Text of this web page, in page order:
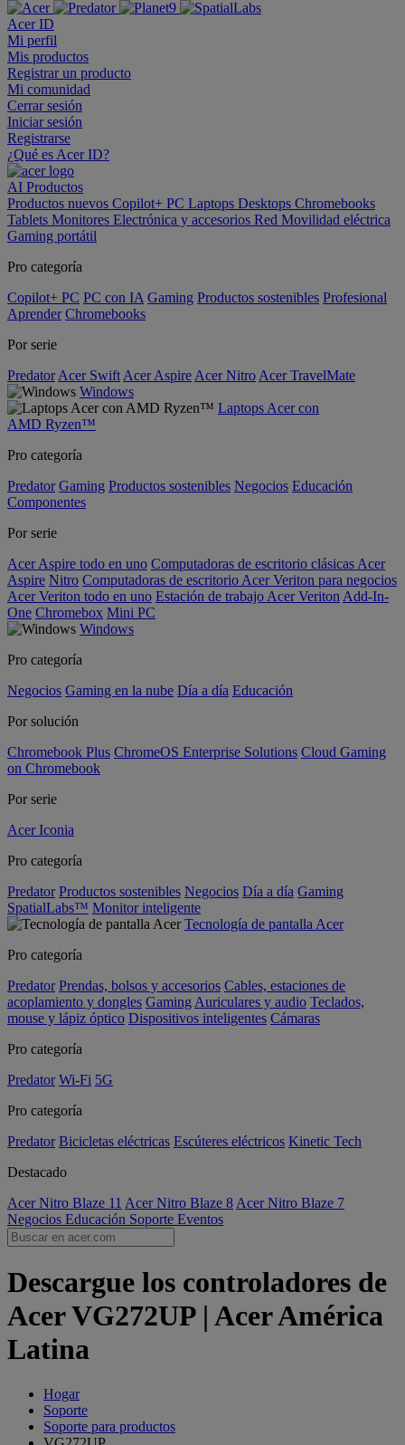
Acer ID
Mi perfil
Mis productos
Registrar un producto
Mi comunidad
Cerrar sesión
Iniciar sesión
Registrarse
¿Qué es Acer ID?
AI Productos
Productos nuevos Copilot+ PC Laptops Desktops Chromebooks
Tablets Monitores Electrónica y accesorios Red Movilidad eléctrica
Gaming portátil
Pro categoría
Copilot+ PC PC con IA Gaming Productos sostenibles Profesional
Aprender Chromebooks
Por serie
Predator Acer Swift Acer Aspire Acer Nitro Acer TravelMate
Windows
Laptops Acer con
AMD Ryzen™
Pro categoría
Predator Gaming Productos sostenibles Negocios Educación
Componentes
Por serie
Acer Aspire todo en uno Computadoras de escritorio clásicas Acer
Aspire Nitro Computadoras de escritorio Acer Veriton para negocios
Acer Veriton todo en uno Estación de trabajo Acer Veriton Add-In-
One Chromebox Mini PC
Windows
Pro categoría
Negocios Gaming en la nube Día a día Educación
Por solución
Chromebook Plus ChromeOS Enterprise Solutions Cloud Gaming
on Chromebook
Por serie
Acer Iconia
Pro categoría
Predator Productos sostenibles Negocios Día a día Gaming
SpatialLabs™ Monitor inteligente
Tecnología de pantalla Acer
Pro categoría
Predator Prendas, bolsos y accesorios Cables, estaciones de
acoplamiento y dongles Gaming Auriculares y audio Teclados,
mouse y lápiz óptico Dispositivos inteligentes Cámaras
Pro categoría
Predator Wi-Fi 5G
Pro categoría
Predator Bicicletas eléctricas Escúteres eléctricos Kinetic Tech
Destacado
Acer Nitro Blaze 11 Acer Nitro Blaze 8 Acer Nitro Blaze 7
Negocios Educación Soporte Eventos
Descargue los controladores de
Acer VG272UP | Acer América
Latina
Hogar
Soporte
Soporte para productos